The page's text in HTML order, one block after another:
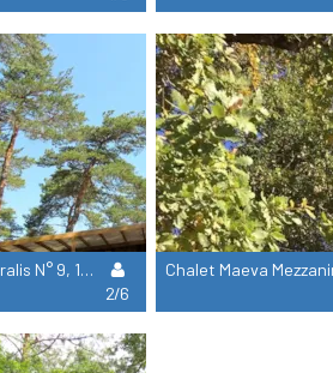
Cottage Naturalis N° 9, 12, 13, 14, 15, 26, 27, 29, 30-33, 35, 36, 41, 42, 43, 44, 49, 50, 88 2
2/6